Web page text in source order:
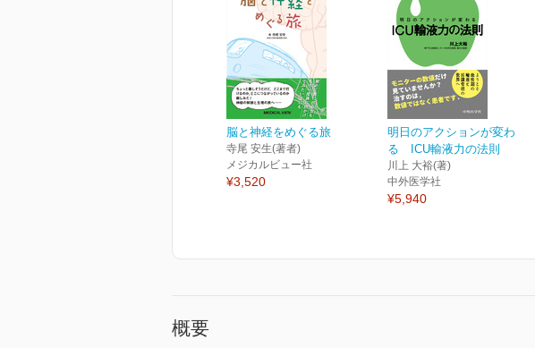
脳と神経をめぐる旅
寺尾 安生(著者)
メジカルビュー社
¥3,520
明日のアクションが変わ
る ICU輸液力の法則
川上 大裕(著)
中外医学社
¥5,940
概要